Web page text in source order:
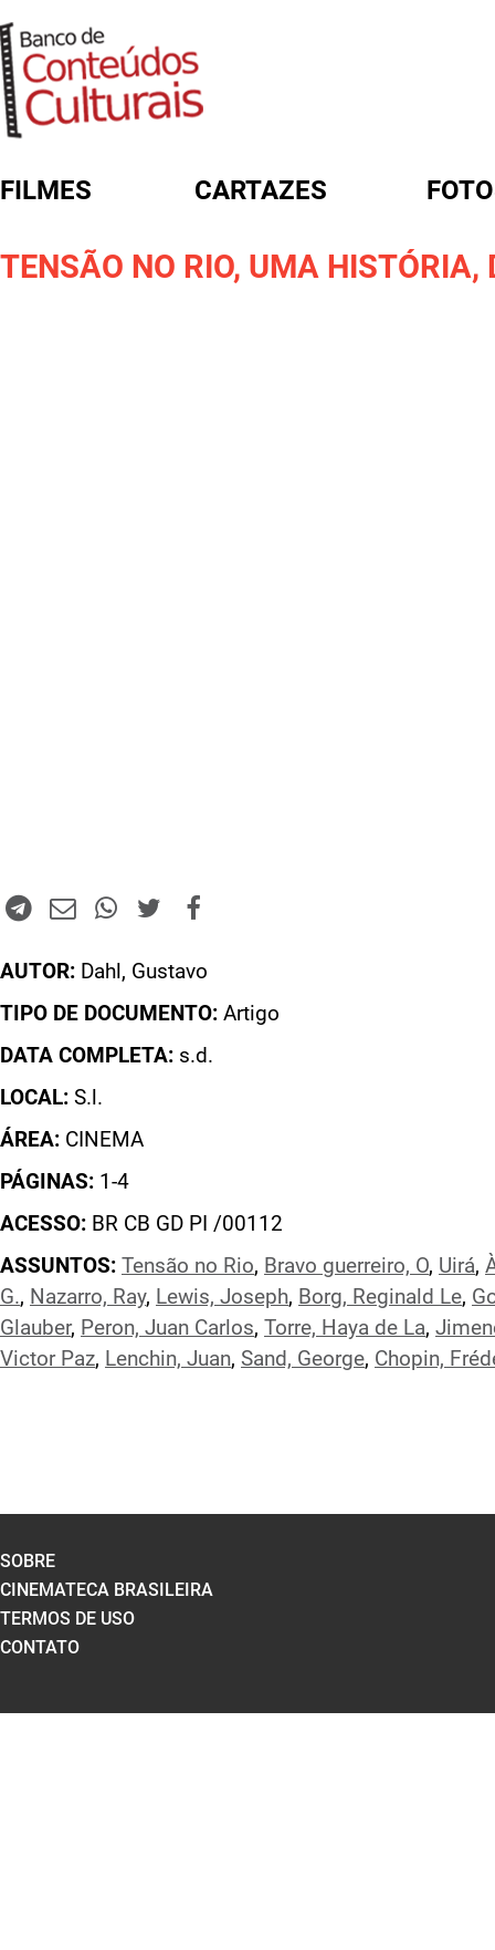
FILMES CARTAZES
TENSÃO NO RIO, UMA HISTÓRIA,
AUTOR: Dahl, Gustavo
TIPO DE DOCUMENTO: Artigo
DATA COMPLETA: s.d.
LOCAL: S.l.
ÁREA: CINEMA
PÁGINAS: 1-4
ACESSO: BR CB GD PI /00112
ASSUNTOS: Tensão no Rio, Bravo guerreiro, O, Uirá,
G., Nazarro, Ray, Lewis, Joseph, Borg, Reginald Le,
Glauber, Peron, Juan Carlos, Torre, Haya de La,
Victor Paz, Lenchin, Juan, Sand, George, Chopin,
FORMULÁRIO DE BUSCA
SOBRE
CINEMATECA BRASILEIRA
TERMOS DE USO
CONTATO